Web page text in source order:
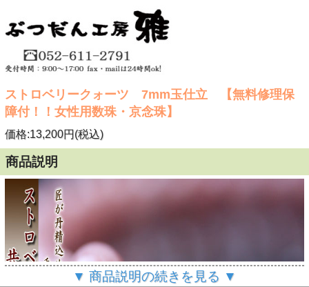
ストロベリークォーツ 7mm玉仕立 【無料修理保
障付！！女性用数珠・京念珠】
価格:13,200円(税込)
商品説明
▼ 商品説明の続きを見る ▼